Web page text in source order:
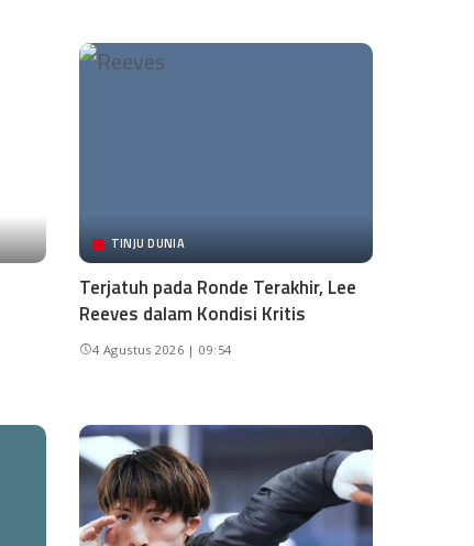
TINJU DUNIA
Terjatuh pada Ronde Terakhir, Lee
Reeves dalam Kondisi Kritis
4 Agustus 2026 | 09:54